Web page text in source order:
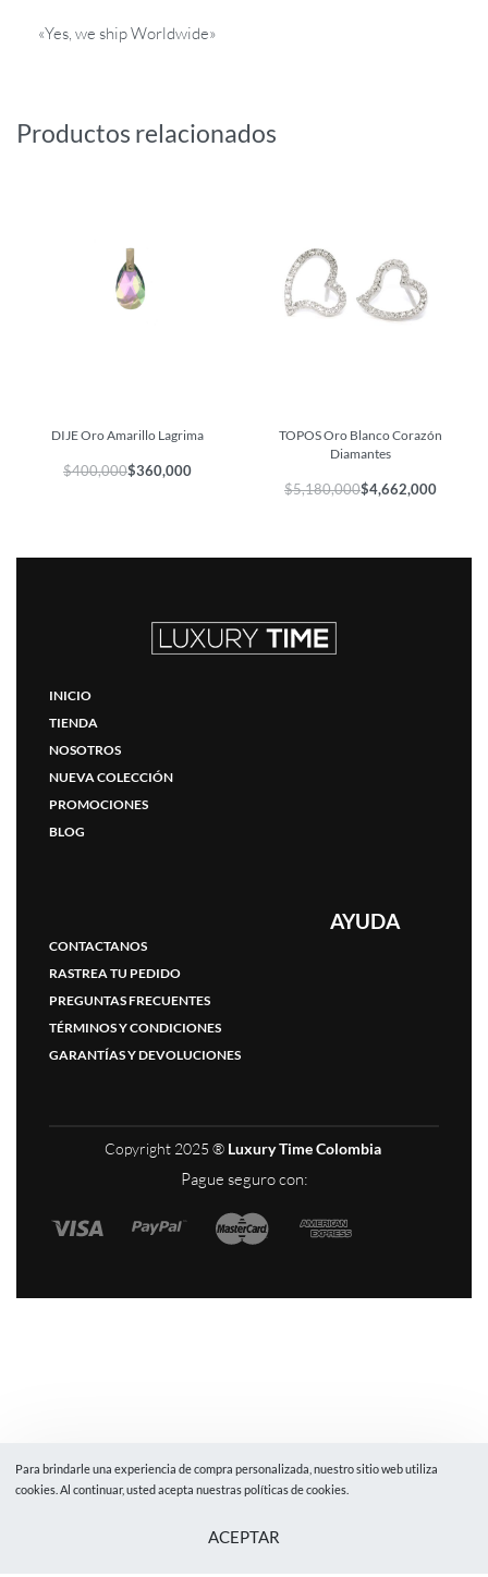
«Yes, we ship Worldwide»
Productos relacionados
DIJE Oro Amarillo Lagrima
$400,000$360,000
TOPOS Oro Blanco Corazón
Diamantes
$5,180,000$4,662,000
INICIO
TIENDA
NOSOTROS
NUEVA COLECCIÓN
PROMOCIONES
BLOG
AYUDA
CONTACTANOS
RASTREA TU PEDIDO
PREGUNTAS FRECUENTES
TÉRMINOS Y CONDICIONES
GARANTÍAS Y DEVOLUCIONES
Copyright 2025 ® Luxury Time Colombia
Pague seguro con:
Para brindarle una experiencia de compra personalizada, nuestro sitio web utiliza
cookies. Al continuar, usted acepta nuestras políticas de cookies.
ACEPTAR